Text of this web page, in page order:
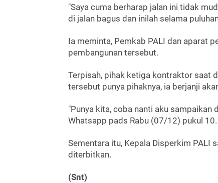
"Saya cuma berharap jalan ini tidak
di jalan bagus dan inilah selama
Ia meminta, Pemkab PALI dan aparat
pembangunan tersebut.
Terpisah, pihak ketiga kontraktor saat
tersebut punya pihaknya, ia berjanji
"Punya kita, coba nanti aku sampaikan
Whatsapp pads Rabu (07/12) pukul
Sementara itu, Kepala Disperkim
diterbitkan.
(Snt)